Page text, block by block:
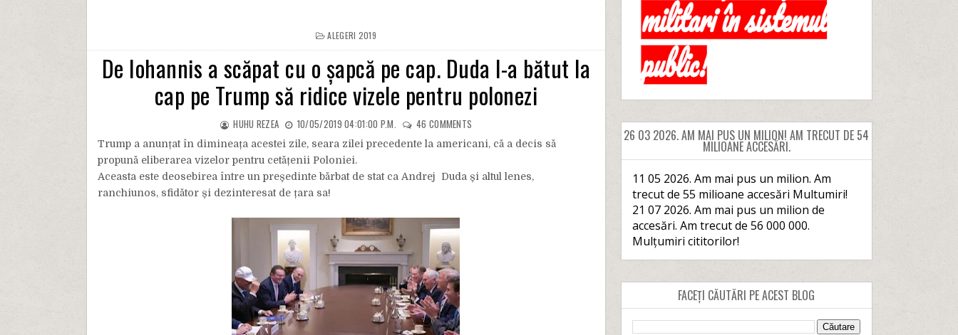
ALEGERI 2019
De Iohannis a scăpat cu o șapcă pe cap. Duda l-a bătut la
cap pe Trump să ridice vizele pentru polonezi
HUHU REZEA 10/05/2019 04:01:00 P.M. 46 COMMENTS
Trump a anunțat în dimineața acestei zile, seara zilei precedente la americani, că a decis să
propună eliberarea vizelor pentru cetățenii Poloniei.
Aceasta este deosebirea între un președinte bărbat de stat ca Andrej Duda și altul lenes,
ranchiunos, sfidător și dezinteresat de țara sa!
26 03 2026. AM MAI PUS UN MILION! AM TRECUT DE 54
MILIOANE ACCESĂRI.
11 05 2026. Am mai pus un milion. Am
trecut de 55 milioane accesări Multumiri!
21 07 2026. Am mai pus un milion de
accesări. Am trecut de 56 000 000.
Mulțumiri cititorilor!
FACEȚI CĂUTĂRI PE ACEST BLOG